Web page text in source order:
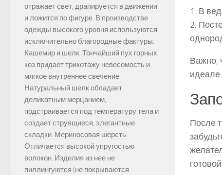
1. В
2.
Важно,
идеале
После
отражает свет, драпируется в движении
и ложится по фигуре. В производстве
одежды высокого уровня используются
исключительно благородные фактуры:
Кашемир и шелк. Тончайший пух горных
коз придает трикотажу невесомость и
мягкое внутреннее свечение.
Натуральный шелк обладает
деликатным мерцанием,
подстраивается под температуру тела и
создает струящиеся, элегантные
складки. Мериносовая шерсть.
Отличается высокой упругостью
волокон. Изделия из нее не
пиллингуются (не покрываются